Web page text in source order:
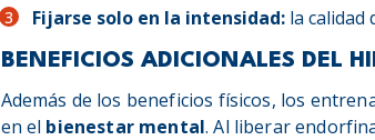
Fijarse solo en la intensidad:la calidad
BENEFICIOS ADICIONALES DEL
Además de los beneficios físicos, los
en el bienestar mental. Al liberar